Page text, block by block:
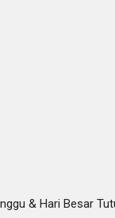
& Hari Besar